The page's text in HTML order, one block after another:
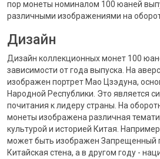
пор монеты номиналом 100 юаней
различными изображениями на
Дизайн
Дизайн коллекционных монет 100
зависимости от года выпуска. На
изображен портрет Мао Цзэдуна,
Народной Республики. Это является
почитания к лидеру страны. На
монеты изображена различная
культурой и историей Китая.
может быть изображен Запрещенный
Китайская стена, а в другом году -